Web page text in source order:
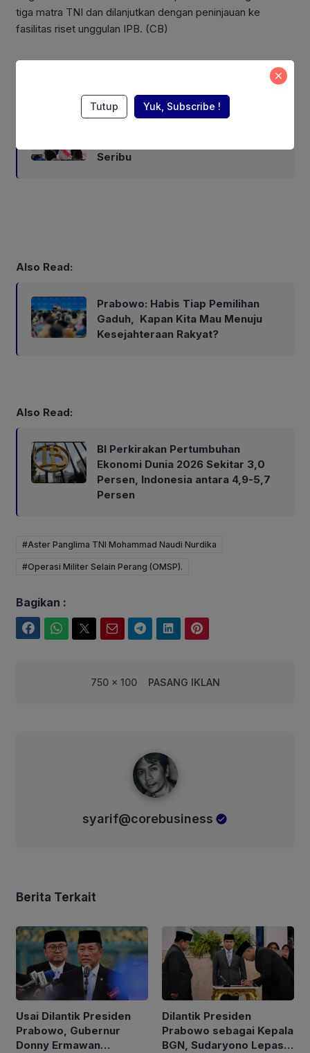
tiga matra TNI dan dilanjutkan dengan peninjauan ke
fasilitas riset unggulan IPB. (CB)
Seribu
Also Read:
Prabowo: Habis Tiap Pemilihan
Gaduh, Kapan Kita Mau Menuju
Kesejahteraan Rakyat?
Also Read:
BI Perkirakan Pertumbuhan
Ekonomi Dunia 2026 Sekitar 3,0
Persen, Indonesia antara 4,9-5,7
Persen
#Aster Panglima TNI Mohammad Naudi Nurdika
#Operasi Militer Selain Perang (OMSP).
Bagikan :
750 x 100 PASANG IKLAN
syarif@corebusiness
Berita Terkait
Usai Dilantik Presiden
Prabowo, Gubernur
Donny Ermawan
Dilantik Presiden
Prabowo sebagai Kepala
BGN, Sudaryono Lepas
Tutup Yuk, Subscribe !